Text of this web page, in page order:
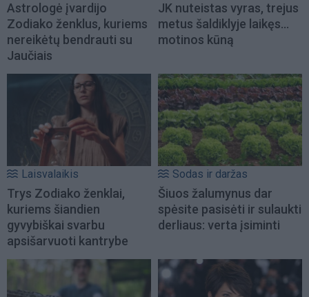
Astrologė įvardijo
Zodiako ženklus, kuriems
nereikėtų bendrauti su
Jaučiais
JK nuteistas vyras, trejus
metus šaldiklyje laikęs...
motinos kūną
Laisvalaikis
Trys Zodiako ženklai,
kuriems šiandien
gyvybiškai svarbu
apsišarvuoti kantrybe
Sodas ir daržas
Šiuos žalumynus dar
spėsite pasisėti ir sulaukti
derliaus: verta įsiminti